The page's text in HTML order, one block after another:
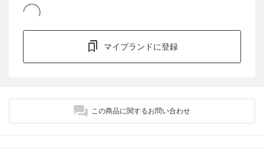
マイブランドに登録
この商品に関するお問い合わせ